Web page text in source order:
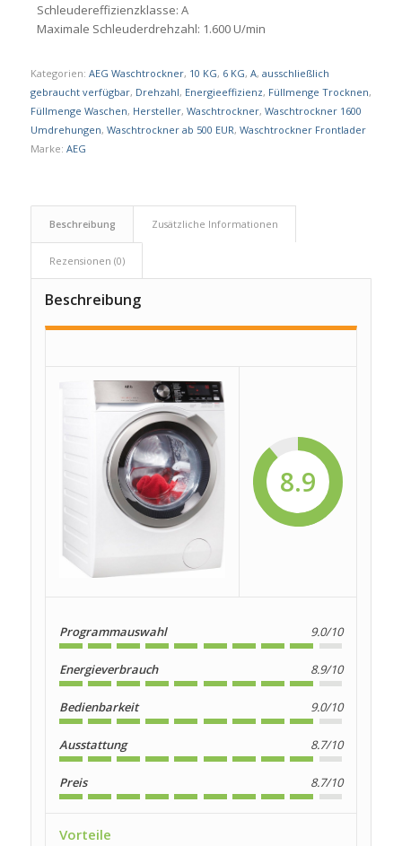
Schleudereffizienzklasse: A
Maximale Schleuderdrehzahl: 1.600 U/min
Kategorien: AEG Waschtrockner, 10 KG, 6 KG, A, ausschließlich
gebraucht verfügbar, Drehzahl, Energieeffizienz, Füllmenge Trocknen,
Füllmenge Waschen, Hersteller, Waschtrockner, Waschtrockner 1600
Umdrehungen, Waschtrockner ab 500 EUR, Waschtrockner Frontlader
Marke: AEG
Beschreibung Zusätzliche Informationen
Rezensionen (0)
Beschreibung
8.9
Programmauswahl 9.0/10
Energieverbrauch 8.9/10
Bedienbarkeit 9.0/10
Ausstattung 8.7/10
Preis 8.7/10
Vorteile